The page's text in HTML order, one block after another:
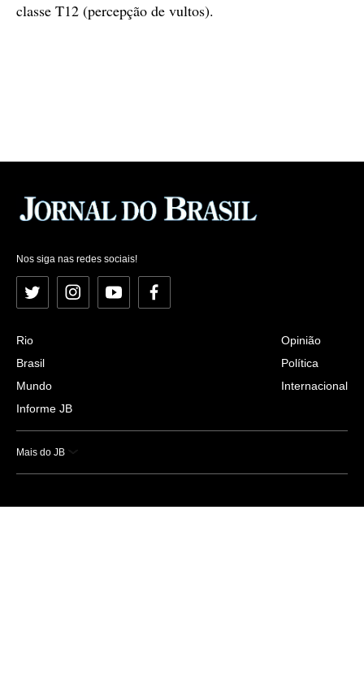
classe T12 (percepção de vultos).
Nos siga nas redes sociais!
Twitter InstagramYouTubeFacebook
Rio
Brasil
Mundo
Informe JB
Opinião
Política
Internacional
Mais do JB
Esportes